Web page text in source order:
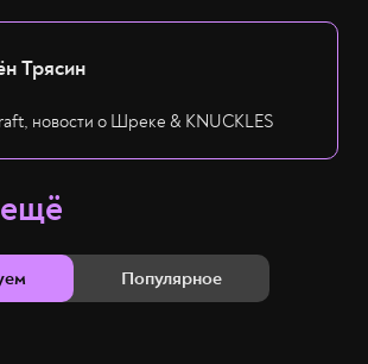
Трясин
новости о Шреке & KNUCKLES
Популярное